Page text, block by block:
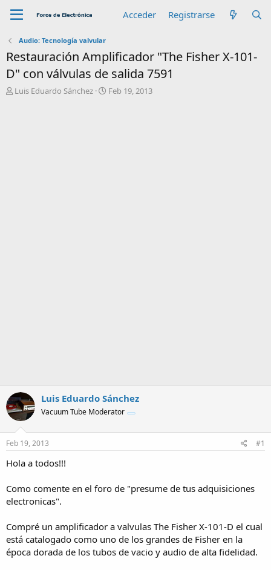
Acceder Registrarse
Audio: Tecnología valvular
Restauración Amplificador "The Fisher X-101-
D" con válvulas de salida 7591
ALuis Eduardo Sánchez
F
Feb 19, 2013
Luis Eduardo Sánchez
Vacuum Tube Moderator
Feb 19, 2013 #1
Hola a todos!!!
Como comente en el foro de "presume de tus adquisiciones
electronicas".
Compré un amplificador a valvulas The Fisher X-101-D el cual
está catalogado como uno de los grandes de Fisher en la
época dorada de los tubos de vacio y audio de alta fidelidad.